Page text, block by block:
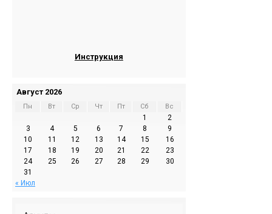
Инструкция
Август 2026
Пн Вт Ср Чт Пт Сб Вс
1
2
3
4 5 6 7 8
9
10
11 12 13 14 15
16
17
18 19 20 21 22
23
24
25 26 27 28 29
30
31
« Июл